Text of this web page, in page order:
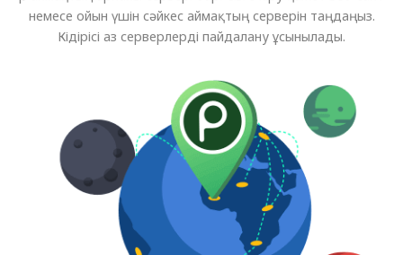
немесе ойын үшін сәйкес аймақтың серверін таңдаңыз.
Кідірісі аз серверлерді пайдалану ұсынылады.